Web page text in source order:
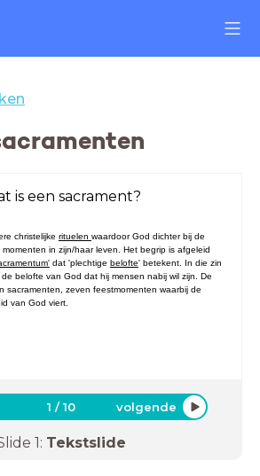
is een sacrament?
christelijke rituelen waardoor God dichter bij de
in zijn/haar leven. Het begrip is afgeleid
dat 'plechtige belofte' betekent. In die zin
belofte van God dat hij mensen nabij wil zijn. De
sacramenten, zeven feestmomenten waarbij de
van God viert.
1 /10 volgende
1: Tekstslide